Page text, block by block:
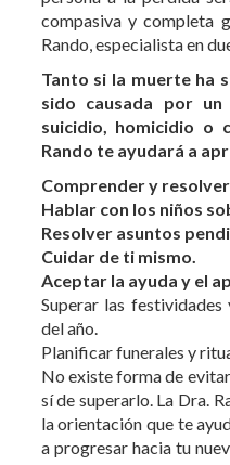
sido causada por un
suicidio, homicidio o
Rando te ayudará a
Comprender y
Hablar con los niños
Resolver asuntos
Cuidar de ti mismo.
Aceptar la ayuda y el
Superar las
del año.
Planificar funerales y
No existe forma de
sí de superarlo. La Dra.
la orientación que te
a progresar hacia tu
pasado.